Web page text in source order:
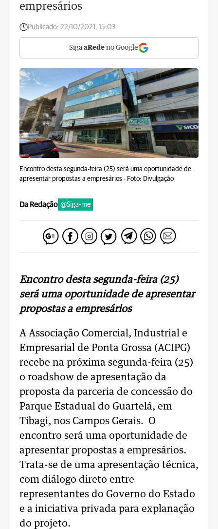
empresários
Publicado: 22/10/2021, 15:03
Siga aRede no Google
Encontro desta segunda-feira (25) será uma oportunidade de
apresentar propostas a empresários - Foto: Divulgação
Da Redação @Siga-me
Encontro desta segunda-feira (25)
será uma oportunidade de apresentar
propostas a empresários
A Associação Comercial, Industrial e
Empresarial de Ponta Grossa (ACIPG)
recebe na próxima segunda-feira (25)
o roadshow de apresentação da
proposta da parceria de concessão do
Parque Estadual do Guartelá, em
Tibagi, nos Campos Gerais. O
encontro será uma oportunidade de
apresentar propostas a empresários.
Trata-se de uma apresentação técnica,
com diálogo direto entre
representantes do Governo do Estado
e a iniciativa privada para explanação
do projeto.